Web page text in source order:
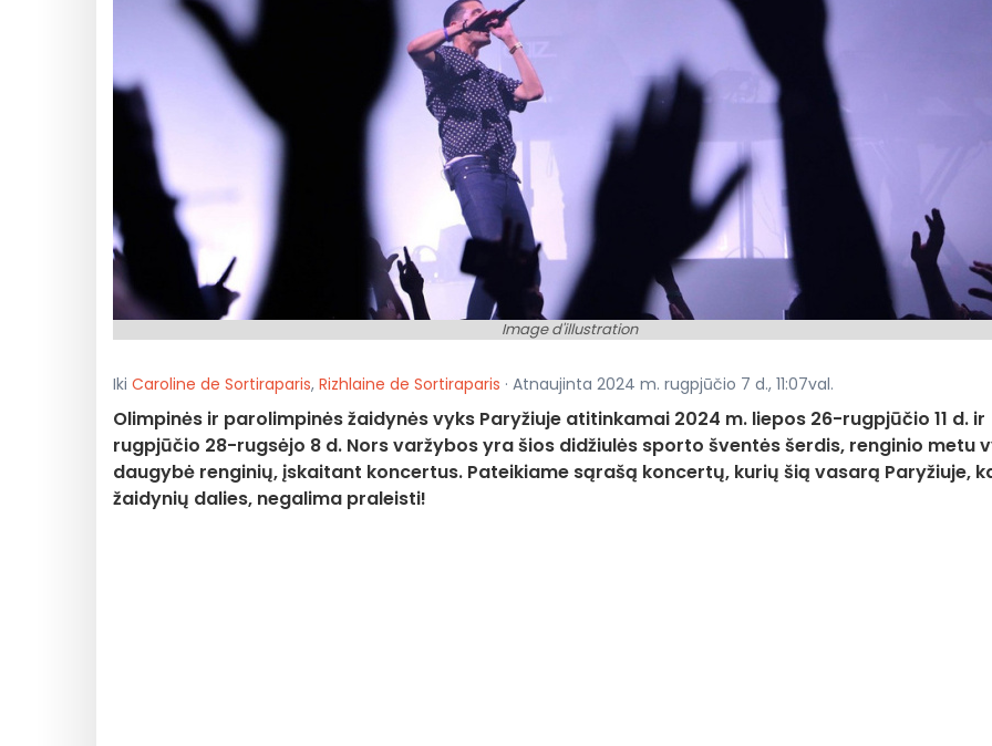
Image d'illustration
Iki Caroline de Sortiraparis, Rizhlaine de Sortiraparis · Atnaujinta 2024 m. rugpjūčio 7 d., 11:07val.
Olimpinės ir parolimpinės žaidynės vyks Paryžiuje atitinkamai 2024 m. liepos 26-rugpjūčio 11 d. ir
rugpjūčio 28-rugsėjo 8 d. Nors varžybos yra šios didžiulės sporto šventės šerdis, renginio metu
daugybė renginių, įskaitant koncertus. Pateikiame sąrašą koncertų, kurių šią vasarą Paryžiuje,
žaidynių dalies, negalima praleisti!